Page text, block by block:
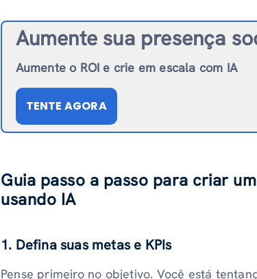
Aumente sua presença
Aumente o ROI e crie em escala com IA
TENTE AGORA
Guia passo a passo para criar
usando IA
1. Defina suas metas e KPIs
Pense primeiro no objetivo. Você está